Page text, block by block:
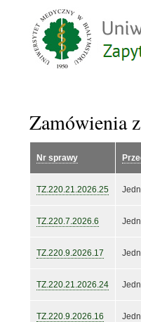
Zamówienia
Nr sprawy
TZ.220.21.2026.25
TZ.220.7.2026.6
TZ.220.9.2026.17
TZ.220.21.2026.24
TZ.220.9.2026.16